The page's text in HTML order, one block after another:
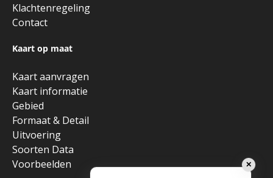
Klachtenregeling
Contact
Kaart op maat
Kaart aanvragen
Kaart informatie
Gebied
Formaat & Detail
Uitvoering
Soorten Data
Voorbeelden
✕